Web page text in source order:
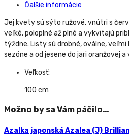
Ďalšie informácie
Jej kvety sú sýto ružové, vnútri s
veľké, poloplné až plné a vykvitajú
týždne. Listy sú drobné, oválne,
sezóne a od jesene do jari oranžovej a
Veľkosť:
100 cm
Možno by sa Vám páčilo…
Azalka japonská Azalea (J)